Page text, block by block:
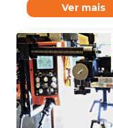
Ver mais